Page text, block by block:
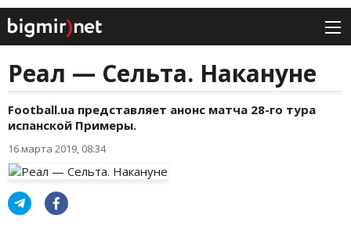
Реал — Сельта. Накануне
Football.ua представляет анонс матча 28-го тура
испанской Примеры.
16 марта 2019, 08:34